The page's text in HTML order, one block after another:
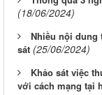
(18/06/2024)
Nhiều nội dung
sát (25/06/2024)
Khảo sát việc
với cách mạng tại